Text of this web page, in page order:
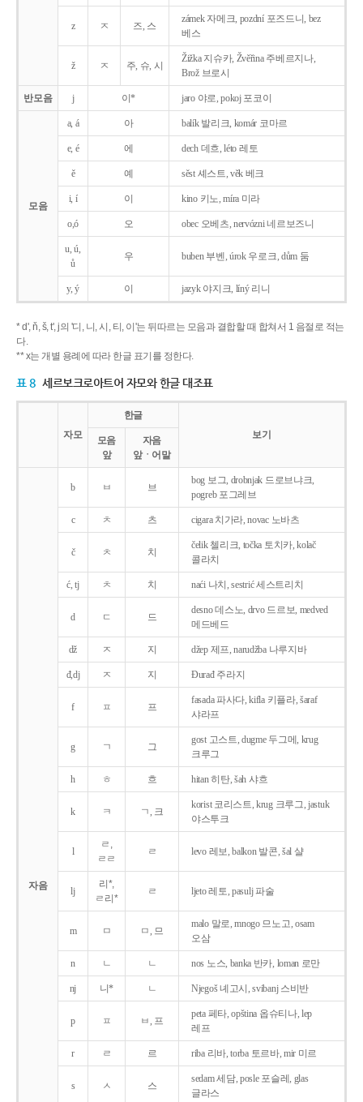
z ㅈ 즈, 스
zámek 자메크, pozdní 포즈드니, bez
베스
ž ㅈ 주, 슈, 시
Žižka 지슈카, Žvěřina 주베르지나,
Brož 브로시
반모음 j 이* jaro 야로, pokoj 포코이
모음
a, á 아 balík 발리크, komár 코마르
e, é 에 dech 데흐, léto 레토
ě 예 sěst 셰스트, věk 베크
i, í 이 kino 키노, míra 미라
o,ó 오 obec 오베츠, nervózni 네르보즈니
u, ú,
ů
우 buben 부벤, úrok 우로크, dům 둠
y, ý 이 jazyk야지크, líný 리니
* d', ň, š, t', j의 '디, 니, 시, 티, 이'는 뒤따르는 모음과 결합할 때 합쳐서 1 음절로 적는
다.
** x는 개별 용례에 따라 한글 표기를 정한다.
표 8 세르보크로아트어 자모와 한글 대조표
자모
한글
보기
모음
앞
자음
앞ㆍ어말
자음
b ㅂ 브
bog 보그, drobnjak 드로브냐크,
pogreb 포그레브
c ㅊ 츠 cigara 치가라, novac 노바츠
č ㅊ 치
čelik 첼리크, točka 토치카, kolač
콜라치
ć, tj ㅊ 치 naći 나치, sestrić 세스트리치
d ㄷ 드
desno 데스노, drvo 드르보, medved
메드베드
dž ㅈ 지 džep 제프, narudžba 나루지바
đ,dj ㅈ 지 Ðurađ 주라지
f ㅍ 프
fasada 파사다, kifla 키플라, šaraf
샤라프
g ㄱ 그
gost 고스트, dugme 두그메, krug
크루그
h ㅎ 흐 hitan 히탄, šah 샤흐
k ㅋ ㄱ, 크
korist 코리스트, krug 크루그, jastuk
야스투크
l
ㄹ,
ㄹㄹ
ㄹ levo 레보, balkon 발콘, šal 샬
lj
리*,
ㄹ리*
ㄹ ljeto 레토, pasulj 파술
m ㅁ ㅁ, 므
malo 말로, mnogo 므노고, osam
오삼
n ㄴ ㄴ nos 노스, banka 반카, loman 로만
nj 니* ㄴ Njegoš 녜고시, svibanj 스비반
p ㅍ ㅂ, 프
peta 페타, opština 옵슈티나, lep
레프
r ㄹ 르 riba 리바, torba 토르바, mir 미르
s ㅅ 스
sedam 세담, posle 포슬레, glas
글라스